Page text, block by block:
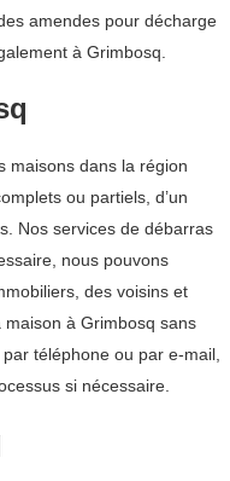
amendes pour décharge
à Grimbosq.
maisons dans la région
ou partiels, d’un
Nos services de débarras
nous pouvons
des voisins et
à Grimbosq sans
téléphone ou par e-mail,
si nécessaire.